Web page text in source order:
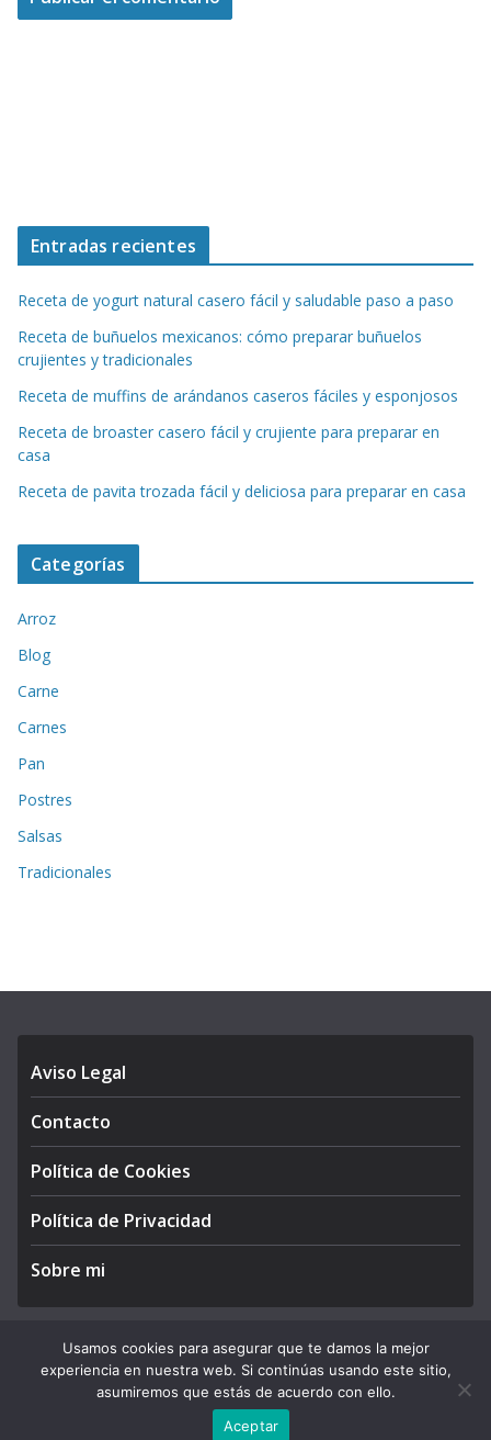
Entradas recientes
Receta de yogurt natural casero fácil y saludable paso a paso
Receta de buñuelos mexicanos: cómo preparar buñuelos
crujientes y tradicionales
Receta de muffins de arándanos caseros fáciles y esponjosos
Receta de broaster casero fácil y crujiente para preparar en
casa
Receta de pavita trozada fácil y deliciosa para preparar en casa
Categorías
Arroz
Blog
Carne
Carnes
Pan
Postres
Salsas
Tradicionales
Aviso Legal
Contacto
Política de Cookies
Política de Privacidad
Sobre mi
Copyright © 2026APEGA Perú. All rights reserved.
by ThemeGrill. Powered by
Usamos cookies para asegurar que te damos la mejor
experiencia en nuestra web. Si continúas usando este sitio,
asumiremos que estás de acuerdo con ello.
Aceptar